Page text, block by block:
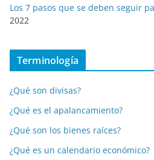
Los 7 pasos que se deben seguir
2022
Terminología
¿Qué son divisas?
¿Qué es el apalancamiento?
¿Qué son los bienes raíces?
¿Qué es un calendario económico?